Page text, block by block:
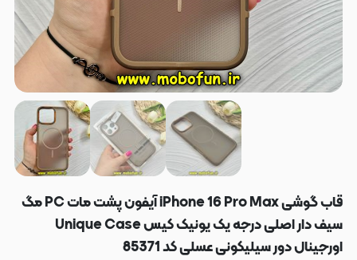
قاب گوشی iPhone 16 Pro Max آیفون پشت مات PC مگ
سیف دار اصلی درجه یک یونیک کیس Unique Case
اورجینال دور سیلیکونی عسلی کد 85371